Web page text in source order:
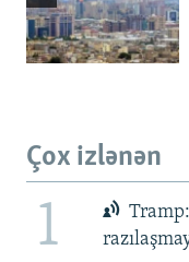
Çox izlənən
1